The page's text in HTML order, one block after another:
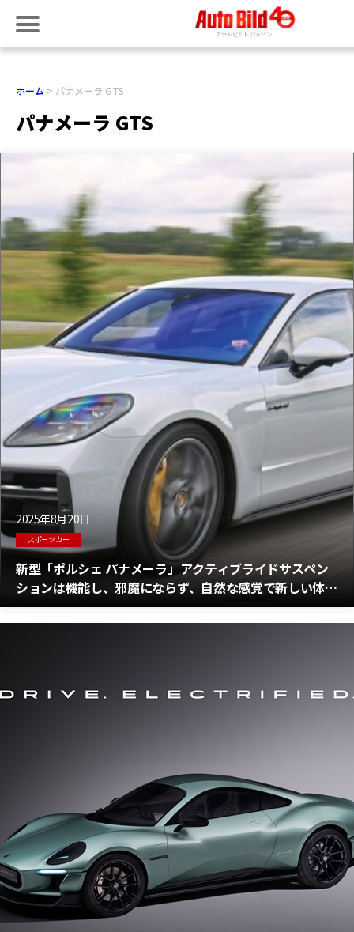
ホーム パナメーラ GTS
パナメーラ GTS
2025年8月20日
スポーツカー
新型「ポルシェ パナメーラ」アクティブライドサスペン
ションは機能し、邪魔にならず、自然な感覚で新しい体験
をもたらす